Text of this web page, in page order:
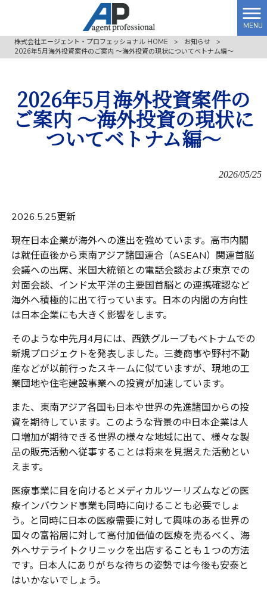
MENU
株式会社エージェント・プロフェッショナル HOME
> お知らせ
>
2026年5月海外投資案件のご案内 ～海外投資の現状についてベトナム編～
2026年5月海外投資案件の
ご案内 ～海外投資の現状に
ついてベトナム編～
2026/05/25
2026.5.25更新
現在日本企業が海外への進出を強めています。高市内閣
は就任直後から東南アジア諸国連合（ASEAN）関連首脳
会議への出席、米国大統領との電話会談および東京での
対面会談、インド太平洋の主要国首脳との連携確認など
海外へ積極的に出て行っています。日本の内閣の方向性
は日本企業にも大きく影響をします。
そのような中先月4月には、西鉄グループもベトナムでの
新規プロジェクトを発表しました。三菱商事や野村不動
産などが以前行ったスキームに似ていますが、現地の工
業団地や住宅建設事業への投資が加速しています。
また、東南アジア各国も日本や世界の先進諸国からの投
資を期待しています。このような背景の中日本企業は人
口増加が期待できる世界の様々な地域に出て、様々な製
品の販売活動へ従事することは将来を見据えた活動とい
えます。
医療事業に目を向けるとメディカルツーリズムなどの医
療インバウンド事業も同時に向けることも必要でしょ
う。と同時に日本の医療需要に対して興味のある世界の
国々の富裕層に対して高付加価値の医療を売るべく、海
外へサテライトクリニックを出店することも１つの方法
です。日本人にありがちな待ちの姿勢では今後も安泰と
はいかないでしょう。